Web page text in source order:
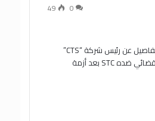
0
49
نقدم لكم في اشراق العالم التفاصيل عن رئيس شركة “CTS”
الأمريكية سبب اتخاذ الإجراء القضائي ضده STC بعد أزمة